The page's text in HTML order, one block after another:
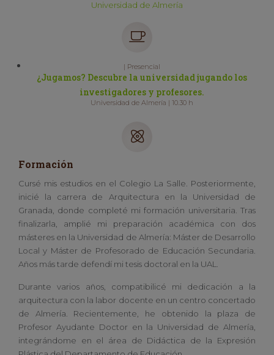
Universidad de Almería
| Presencial
¿Jugamos? Descubre la universidad jugando los
investigadores y profesores.
Universidad de Almería | 10.30 h
Formación
Cursé mis estudios en el Colegio La Salle. Posteriormente,
inicié la carrera de Arquitectura en la Universidad de
Granada, donde completé mi formación universitaria. Tras
finalizarla, amplié mi preparación académica con dos
másteres en la Universidad de Almería: Máster de Desarrollo
Local y Máster de Profesorado de Educación Secundaria.
Años más tarde defendí mi tesis doctoral en la UAL.
Durante varios años, compatibilicé mi dedicación a la
arquitectura con la labor docente en un centro concertado
de Almería. Recientemente, he obtenido la plaza de
Profesor Ayudante Doctor en la Universidad de Almería,
integrándome en el área de Didáctica de la Expresión